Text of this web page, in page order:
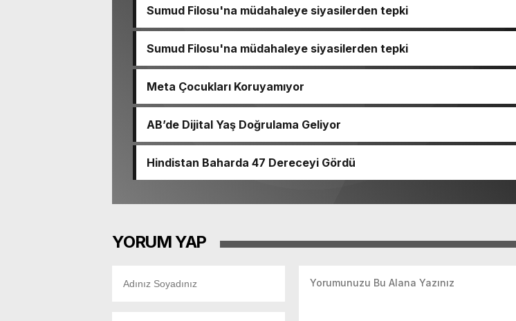
Sumud Filosu'na müdahaleye siyasilerden tepki
Sumud Filosu'na müdahaleye siyasilerden tepki
Meta Çocukları Koruyamıyor
AB’de Dijital Yaş Doğrulama Geliyor
Hindistan Baharda 47 Dereceyi Gördü
YORUM YAP